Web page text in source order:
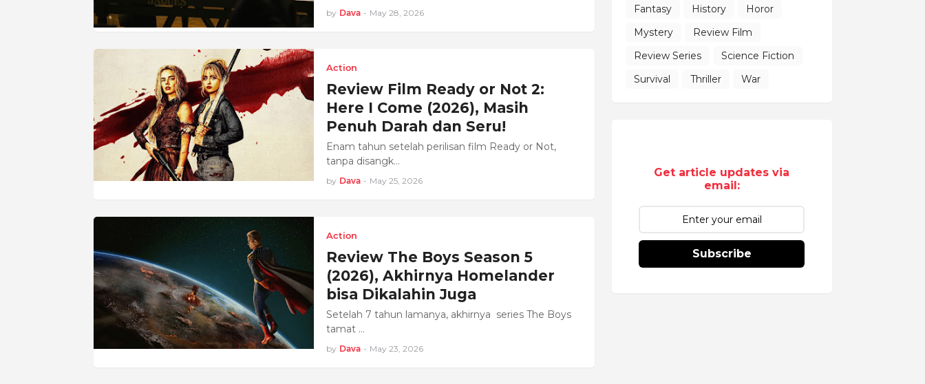
by Dava - May 28, 2026
Action
Review Film Ready or Not 2:
Here I Come (2026), Masih
Penuh Darah dan Seru!
Enam tahun setelah perilisan film Ready or Not,
tanpa disangk…
by Dava - May 25, 2026
Action
Review The Boys Season 5
(2026), Akhirnya Homelander
bisa Dikalahin Juga
Setelah 7 tahun lamanya, akhirnya series The Boys
tamat …
by Dava - May 23, 2026
Fantasy
History
Horor
Mystery
Review Film
Review Series
Science Fiction
Survival
Thriller War
Get article updates via
email:
Subscribe